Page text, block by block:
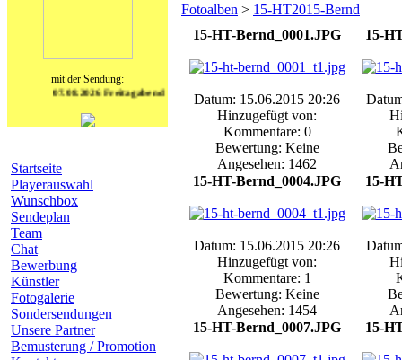
mit der Sendung:
07.08.2026 Freitagabend von 20:00 bis 23:00 Uhr mit guter Laune auf ins
Startseite
Playerauswahl
Wunschbox
Sendeplan
Team
Chat
Bewerbung
Künstler
Fotogalerie
Sondersendungen
Unsere Partner
Bemusterung / Promotion
Fotoalben > 15-HT2015-Bernd
15-HT-Bernd_0001.JPG
Datum: 15.06.2015 20:26
Hinzugefügt von:
Kommentare: 0
Bewertung: Keine
Angesehen: 1462
15-
15-HT-Bernd_0004.JPG
Datum: 15.06.2015 20:26
Hinzugefügt von:
Kommentare: 1
Bewertung: Keine
Angesehen: 1454
15-
15-HT-Bernd_0007.JPG
15-